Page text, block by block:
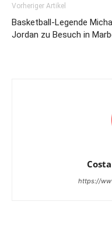
Vorheriger Artikel
Basketball-Legende
Jordan zu Besuch in
https://